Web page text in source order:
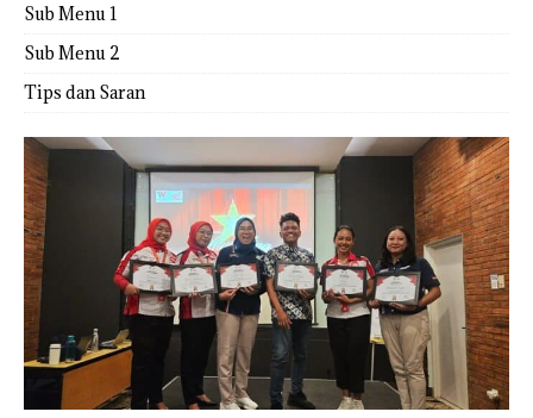
Sub Menu 1
Sub Menu 2
Tips dan Saran